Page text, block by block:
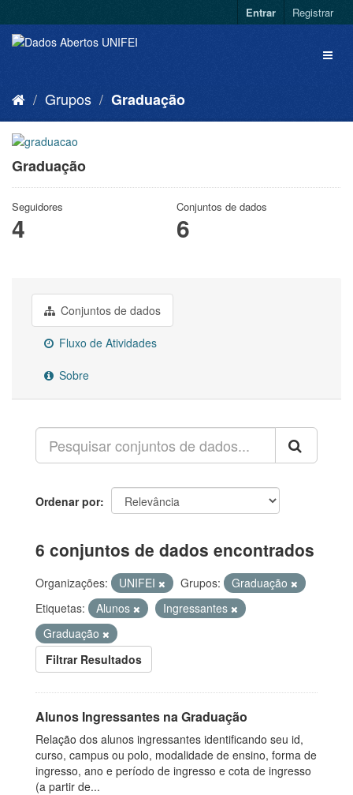
Entrar Registrar
Grupos Graduação
Graduação
Seguidores
4
Conjuntos de dados
6
Conjuntos de dados
Fluxo de Atividades
Sobre
Ordenar por
6 conjuntos de dados encontrados
Organizações: UNIFEI Grupos:
Graduação
Etiquetas:
Alunos
Ingressantes
Graduação
Filtrar Resultados
Alunos Ingressantes na Graduação
Relação dos alunos ingressantes identificando seu id,
curso, campus ou polo, modalidade de ensino, forma de
ingresso, ano e período de ingresso e cota de ingresso
(a partir de...